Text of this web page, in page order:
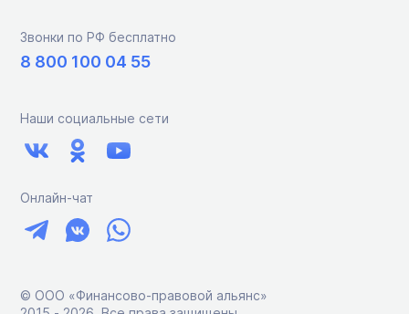
Звонки по РФ бесплатно
8 800 100 04 55
Наши социальные сети
Онлайн-чат
© ООО «Финансово-правовой альянс»